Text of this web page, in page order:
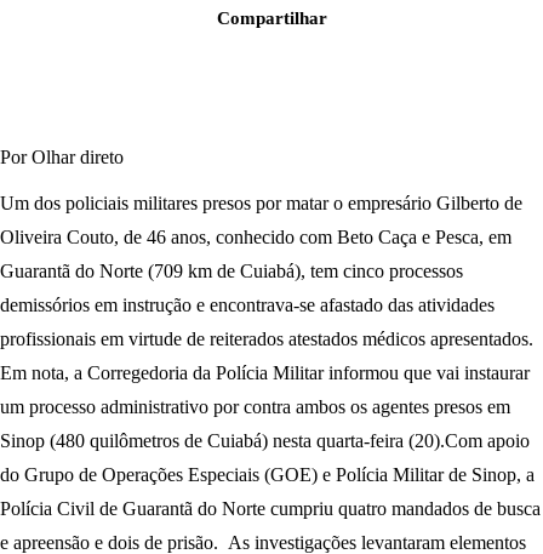
Compartilhar
Por Olhar direto
Um dos policiais militares presos por matar o empresário Gilberto de
Oliveira Couto, de 46 anos, conhecido com Beto Caça e Pesca, em
Guarantã do Norte (709 km de Cuiabá), tem cinco processos
demissórios em instrução e encontrava-se afastado das atividades
profissionais em virtude de reiterados atestados médicos apresentados.
Em nota, a Corregedoria da Polícia Militar informou que vai instaurar
um processo administrativo por contra ambos os agentes presos em
Sinop (480 quilômetros de Cuiabá) nesta quarta-feira (20).Com apoio
do Grupo de Operações Especiais (GOE) e Polícia Militar de Sinop, a
Polícia Civil de Guarantã do Norte cumpriu quatro mandados de busca
e apreensão e dois de prisão. As investigações levantaram elementos